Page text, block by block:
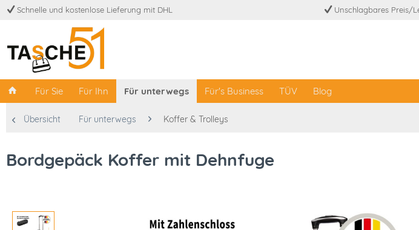
Schnelle und kostenlose Lieferung mit DHL Unschlagbares Preis/
Für Sie Für Ihn Für unterwegs Für's Business TÜV Blog
Übersicht Für unterwegs Koffer & Trolleys
Bordgepäck Koffer mit Dehnfuge